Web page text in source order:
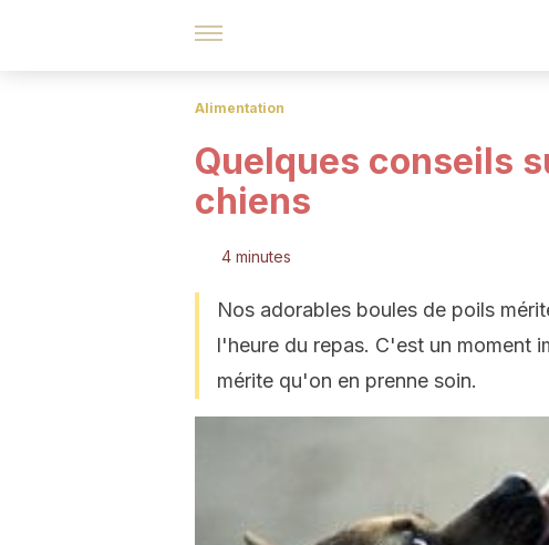
Alimentation
Quelques conseils
chiens
4 minutes
Nos adorables boules de poils
l'heure du repas. C'est un moment
mérite qu'on en prenne soin.